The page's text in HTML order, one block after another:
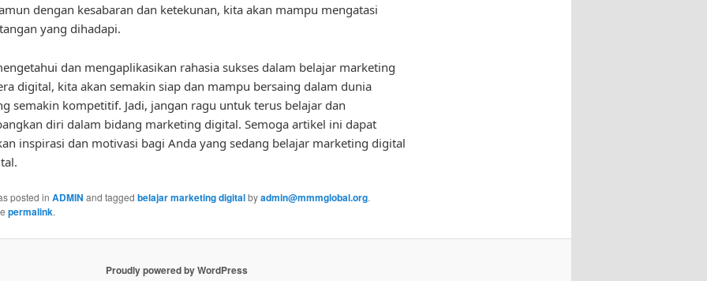
dengan kesabaran dan ketekunan, kita akan mampu mengatasi
yang dihadapi.
dan mengaplikasikan rahasia sukses dalam belajar marketing
digital, kita akan semakin siap dan mampu bersaing dalam dunia
semakin kompetitif. Jadi, jangan ragu untuk terus belajar dan
diri dalam bidang marketing digital. Semoga artikel ini dapat
inspirasi dan motivasi bagi Anda yang sedang belajar marketing digital
posted in ADMIN and tagged belajar marketing digitalbyadmin@mmmglobal.org.
permalink.
Proudly powered by WordPress